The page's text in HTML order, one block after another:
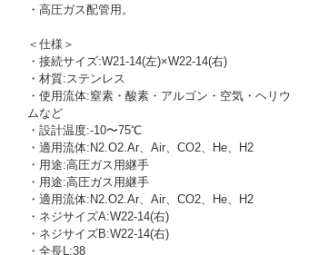
・高圧ガス配管用。
＜仕様＞
・接続サイズ:W21-14(左)×W22-14(右)
・材質:ステンレス
・使用流体:窒素・酸素・アルゴン・空気・ヘリウ
ムなど
・設計温度:-10〜75℃
・適用流体:N2.O2.Ar、Air、CO2、He、H2
・用途:高圧ガス用継手
・用途:高圧ガス用継手
・適用流体:N2.O2.Ar、Air、CO2、He、H2
・ネジサイズA:W22-14(右)
・ネジサイズB:W22-14(右)
・全長L:38